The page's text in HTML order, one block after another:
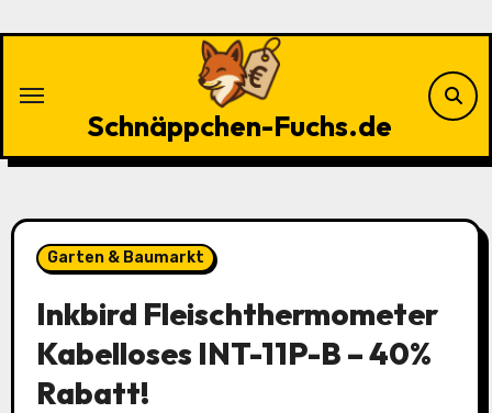
Schnäppchen-Fuchs.de
Garten & Baumarkt
Inkbird Fleischthermometer
Kabelloses INT-11P-B – 40%
Rabatt!